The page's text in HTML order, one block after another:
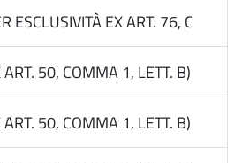
ESCLUSIVITÀ EX ART. 76,
50, COMMA 1, LETT. B) DEL
50, COMMA 1, LETT. B) DEL